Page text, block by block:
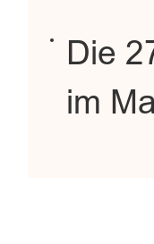
Die
im